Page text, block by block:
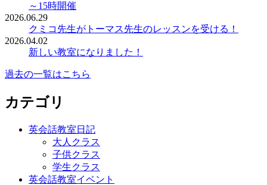
～15時開催
2026.06.29
クミコ先生がトーマス先生のレッスンを受ける！
2026.04.02
新しい教室になりました！
過去の一覧はこちら
カテゴリ
英会話教室日記
大人クラス
子供クラス
学生クラス
英会話教室イベント